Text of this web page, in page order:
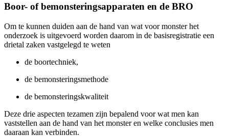
Boor- of bemonsteringsapparaten en de BRO
Om te kunnen duiden aan de hand van wat voor monster het
onderzoek is uitgevoerd worden daarom in de basisregistratie een
drietal zaken vastgelegd te weten
de boortechniek,
de bemonsteringsmethode
de bemonsteringskwaliteit
Deze drie aspecten tezamen zijn bepalend voor wat men kan
vaststellen aan de hand van het monster en welke conclusies men
daaraan kan verbinden.